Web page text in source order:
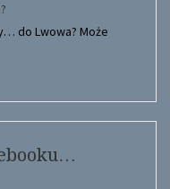
do Lwowa? Może